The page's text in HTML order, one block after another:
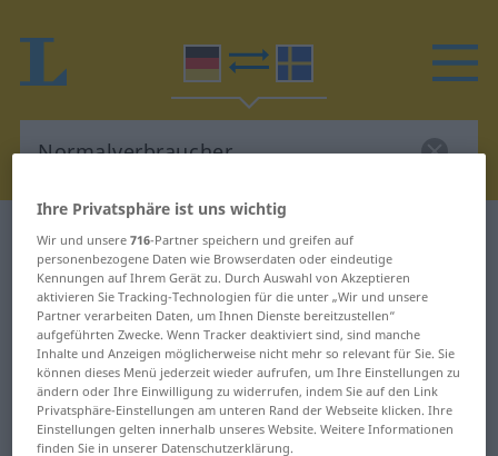
Deutsch-Schwedisch Wörterbuch
Normalverbraucher
Deutsch-Schwedisch Übersetzung
für "Normalverbraucher"
"Normalverbraucher" Schwedisch
Übersetzung
Ihre Privatsphäre ist uns wichtig
Wir und unsere716-Partner speichern und greifen auf
personenbezogene Daten wie Browserdaten oder eindeutige
Kennungen auf Ihrem Gerät zu. Durch Auswahl von Akzeptieren
aktivieren Sie Tracking-Technologien für die unter „Wir und unsere
Partner verarbeiten Daten, um Ihnen Dienste bereitzustellen“
aufgeführten Zwecke. Wenn Tracker deaktiviert sind, sind manche
Inhalte und Anzeigen möglicherweise nicht mehr so relevant für Sie. Sie
können dieses Menü jederzeit wieder aufrufen, um Ihre Einstellungen zu
ändern oder Ihre Einwilligung zu widerrufen, indem Sie auf den Link
Privatsphäre-Einstellungen am unteren Rand der Webseite klicken. Ihre
Einstellungen gelten innerhalb unseres Website. Weitere Informationen
finden Sie in unserer Datenschutzerklärung.